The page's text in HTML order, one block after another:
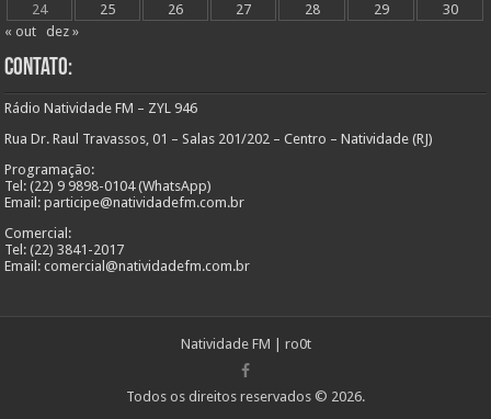
24
25 26 27 28 29
30
« out
dez »
Contato:
Rádio Natividade FM – ZYL 946
Rua Dr. Raul Travassos, 01 – Salas 201/202 – Centro – Natividade (RJ)
Programação:
Tel: (22) 9 9898-0104 (WhatsApp)
Email: participe@natividadefm.com.br
Comercial:
Tel: (22) 3841-2017
Email: comercial@natividadefm.com.br
Natividade FM ro0t
Todos os direitos reservados © 2026.